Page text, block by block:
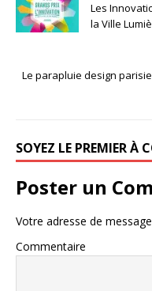
Les
la Ville
Le parapluie design
SOYEZ LE PREMIER À
Poster un
Votre adresse de
Commentaire